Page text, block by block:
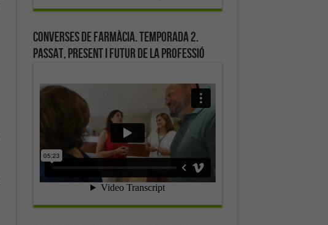
Converses de farmàcia. Temporada 2.
Passat, present i futur de la professió